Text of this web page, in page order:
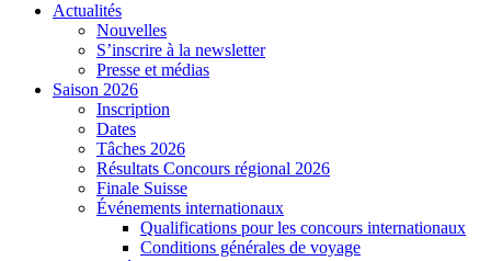
Actualités
Nouvelles
S’inscrire à la newsletter
Presse et médias
Saison 2026
Inscription
Dates
Tâches 2026
Résultats Concours régional 2026
Finale Suisse
Événements internationaux
Qualifications pour les concours internationaux
Conditions générales de voyage